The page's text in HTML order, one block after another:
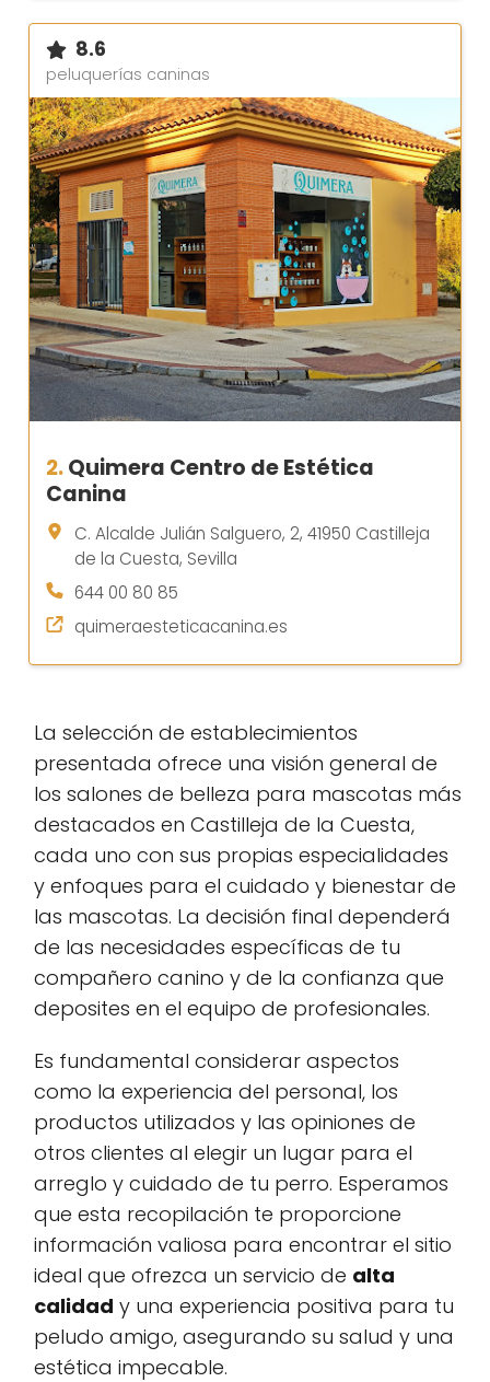
8.6
peluquerías caninas
2.Quimera Centro de Estética
Canina
C. Alcalde Julián Salguero, 2, 41950 Castilleja
de la Cuesta, Sevilla
644 00 80 85
quimeraesteticacanina.es
La selección de establecimientos
presentada ofrece una visión general de
los salones de belleza para mascotas más
destacados en Castilleja de la Cuesta,
cada uno con sus propias especialidades
y enfoques para el cuidado y bienestar de
las mascotas. La decisión final dependerá
de las necesidades específicas de tu
compañero canino y de la confianza que
deposites en el equipo de profesionales.
Es fundamental considerar aspectos
como la experiencia del personal, los
productos utilizados y las opiniones de
otros clientes al elegir un lugar para el
arreglo y cuidado de tu perro. Esperamos
que esta recopilación te proporcione
información valiosa para encontrar el sitio
ideal que ofrezca un servicio de alta
calidad y una experiencia positiva para tu
peludo amigo, asegurando su salud y una
estética impecable.